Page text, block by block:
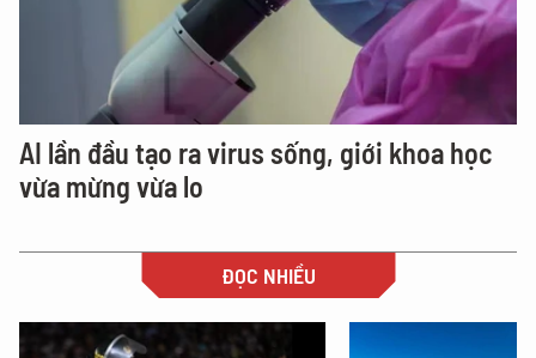
AI lần đầu tạo ra virus sống, giới khoa học
vừa mừng vừa lo
ĐỌC NHIỀU